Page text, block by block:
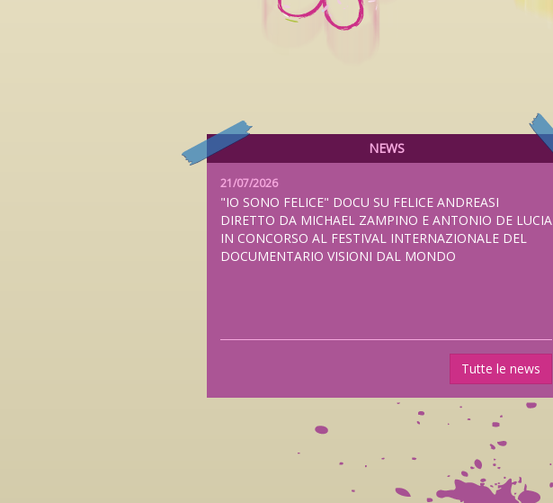
NEWS
21/07/2026
"IO SONO FELICE" DOCU SU FELICE ANDREASI
DIRETTO DA MICHAEL ZAMPINO E ANTONIO DE LUCIA
IN CONCORSO AL FESTIVAL INTERNAZIONALE DEL
DOCUMENTARIO VISIONI DAL MONDO
20/07/2026
"THE NAMELESS BALLAD", NUOVO HORROR DI
FEDERICO ZAMPAGLIONE PRESENTATO IN
ANTEPRIMA MONDIALE AL TUBI FRIGHTFEST DI
LONDRA E NELLE SALE ITALIANE DAL 5 NOVEMBRE
2026, DISTRIBUITO DA FILMCLUB DISTRIBUZIONE.
Tutte le news